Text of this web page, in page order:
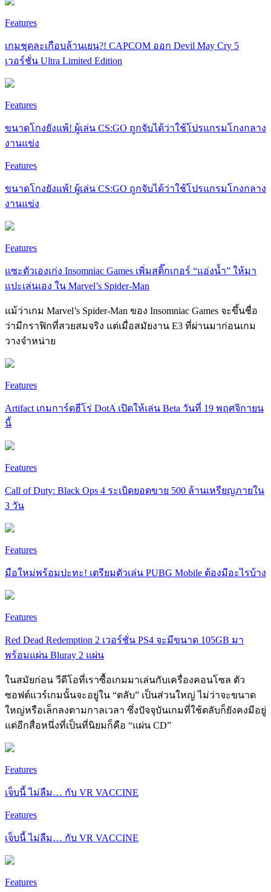
Features
เกมชุดละเกือบล้านเยน?! CAPCOM ออก Devil May Cry 5
เวอร์ชั่น Ultra Limited Edition
Features
ขนาดโกงยังแพ้! ผู้เล่น CS:GO ถูกจับได้ว่าใช้โปรแกรมโกงกลาง
งานแข่ง
Features
ขนาดโกงยังแพ้! ผู้เล่น CS:GO ถูกจับได้ว่าใช้โปรแกรมโกงกลาง
งานแข่ง
Features
แซะตัวเองเก่ง Insomniac Games เพิ่มสติ๊กเกอร์ “แอ่งน้ำ” ให้มา
แปะเล่นเอง ใน Marvel’s Spider-Man
แม้ว่าเกม Marvel’s Spider-Man ของ Insomniac Games จะขึ้นชื่อ
ว่ามีกราฟิกที่สวยสมจริง แต่เมื่อสมัยงาน E3 ที่ผ่านมาก่อนเกม
วางจำหน่าย
Features
Artifact เกมการ์ดฮีโร่ DotA เปิดให้เล่น Beta วันที่ 19 พฤศจิกายน
นี้
Features
Call of Duty: Black Ops 4 ระเบิดยอดขาย 500 ล้านเหรียญภายใน
3 วัน
Features
มือใหม่พร้อมปะทะ! เตรียมตัวเล่น PUBG Mobile ต้องมีอะไรบ้าง
Features
Red Dead Redemption 2 เวอร์ชั่น PS4 จะมีขนาด 105GB มา
พร้อมแผ่น Bluray 2 แผ่น
ในสมัยก่อน วีดีโอที่เราซื้อเกมมาเล่นกับเครื่องคอนโซล ตัว
ซอฟต์แวร์เกมนั้นจะอยู่ใน “ตลับ” เป็นส่วนใหญ่ ไม่ว่าจะขนาด
ใหญ่หรือเล็กลงตามกาลเวลา ซึ่งปัจจุบันเกมที่ใช้ตลับก็ยังคงมีอยู่
แต่อีกสื่อหนึ่งที่เป็นที่นิยมก็คือ “แผ่น CD”
Features
เจ็บนี้ ไม่ลืม… กับ VR VACCINE
Features
เจ็บนี้ ไม่ลืม… กับ VR VACCINE
Features